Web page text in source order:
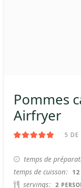
Pommes
Airfryer
5 DE
temps de
temps de cuisson 12
servings 2